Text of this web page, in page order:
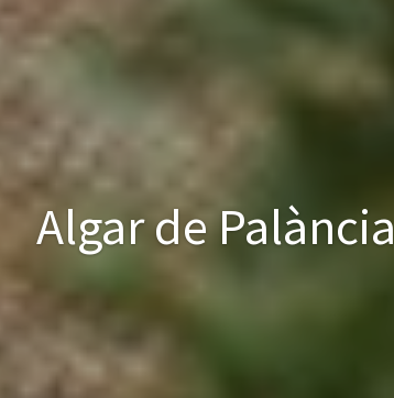
Algar de Palància